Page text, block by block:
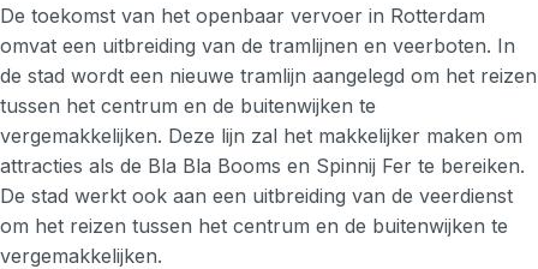
De toekomst van het openbaar vervoer in Rotterdam
omvat een uitbreiding van de tramlijnen en veerboten. In
de stad wordt een nieuwe tramlijn aangelegd om het reizen
tussen het centrum en de buitenwijken te
vergemakkelijken. Deze lijn zal het makkelijker maken om
attracties als de Bla Bla Booms en Spinnij Fer te bereiken.
De stad werkt ook aan een uitbreiding van de veerdienst
om het reizen tussen het centrum en de buitenwijken te
vergemakkelijken.